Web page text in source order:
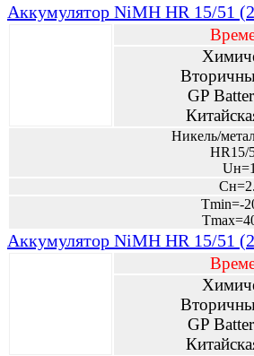
Аккумулятор NiMH HR 15/51
GP
Никель/
HR15/
Tmin=-
Аккумулятор NiMH HR 15/51
GP